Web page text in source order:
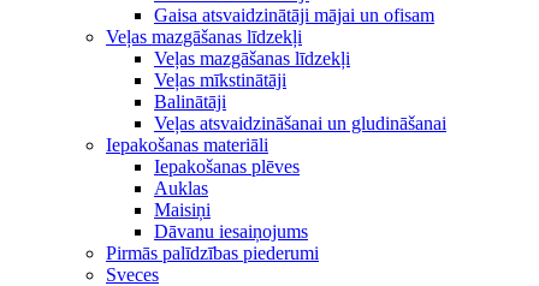
Gaisa atsvaidzinātāji mājai un ofisam
Veļas mazgāšanas līdzekļi
Veļas mazgāšanas līdzekļi
Veļas mīkstinātāji
Balinātāji
Veļas atsvaidzināšanai un gludināšanai
Iepakošanas materiāli
Iepakošanas plēves
Auklas
Maisiņi
Dāvanu iesaiņojums
Pirmās palīdzības piederumi
Sveces